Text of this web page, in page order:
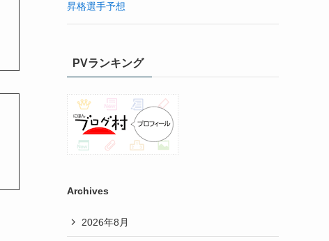
昇格選手予想
PVランキング
Archives
2026年8月